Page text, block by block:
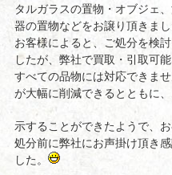
タルガラスの置物・オブジェ
器の置物などをお譲り頂きまし
お客様によると、ご処分を検
したが、弊社で買取・引取可
すべての品物には対応できま
が大幅に削減できるとともに
示することができたようで、お
処分前に弊社にお声掛け頂き
した。